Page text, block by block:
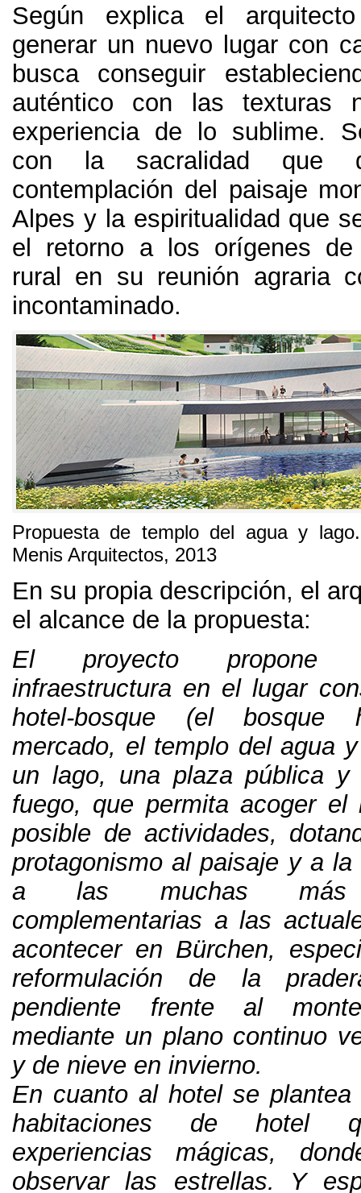
Según explica el
generar un nuevo lugar con
busca conseguir
auténtico con las texturas
experiencia de lo sublime.
con la sacralidad que
contemplación del paisaje
Alpes y la espiritualidad que
el retorno a los orígenes de
rural en su reunión agraria
incontaminado.
Propuesta de templo del agua y
Menis Arquitectos, 2013
En su propia descripción, el
el alcance de la propuesta:
El proyecto propone
infraestructura en el lugar
hotel-bosque (el bosque
mercado, el templo del agua
un lago, una plaza pública
fuego, que permita acoger el
posible de actividades,
protagonismo al paisaje y a
a las muchas más
complementarias a las
acontecer en Bürchen,
reformulación de la
pendiente frente al
mediante un plano continuo
y de nieve en invierno.
En cuanto al hotel se
habitaciones de hotel
experiencias mágicas,
observar las estrellas. Y